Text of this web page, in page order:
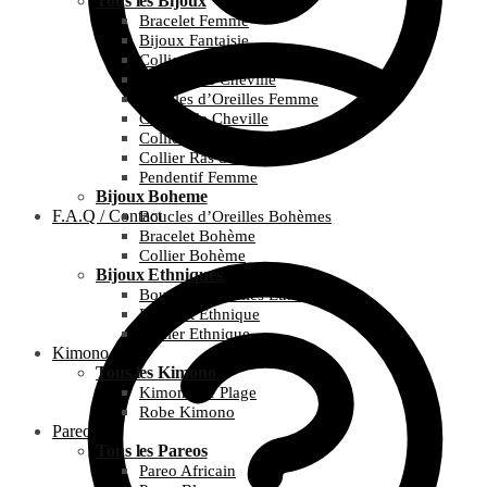
F.A.Q / Contact
Bracelet Femme
Bijoux Fantaisie
Collier Surfeur
Bracelet de Cheville
Boucles d’Oreilles Femme
Chaine de Cheville
Collier Femme
Collier Ras du Cou
Pendentif Femme
Bijoux Boheme
Boucles d’Oreilles Bohèmes
Bracelet Bohème
Collier Bohème
Bijoux Ethniques
Boucles d’Oreilles Ethniques
Bracelet Ethnique
Collier Ethnique
Kimono
Tous les Kimono
Kimono de Plage
Robe Kimono
Pareo
Tous les Pareos
Pareo Africain